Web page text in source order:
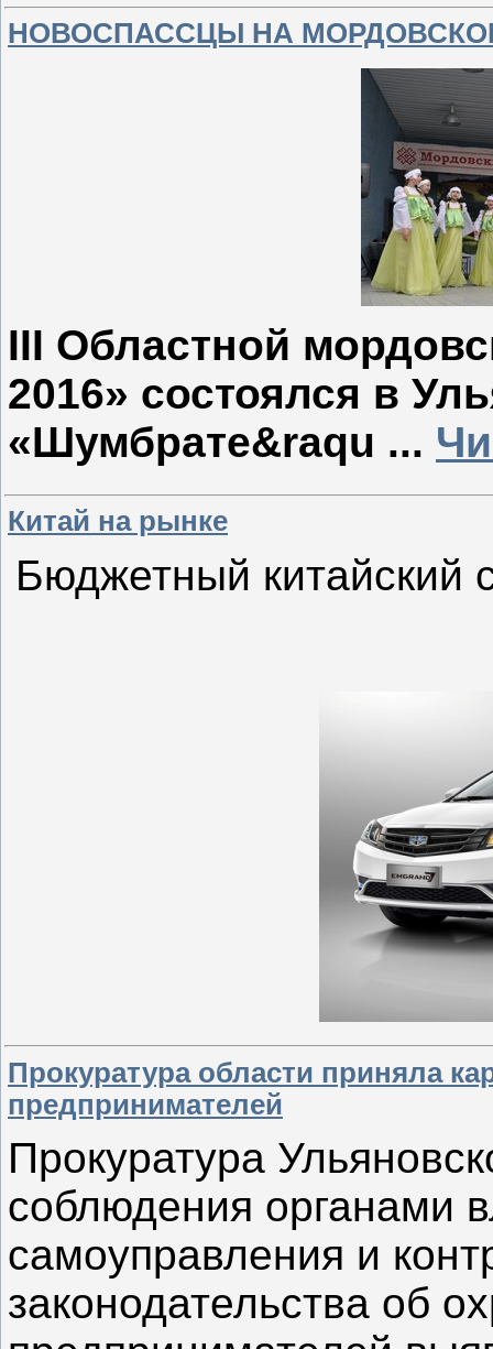
НОВОСПАССЦЫ НА
III Областной
2016» состоялся в
«Шумбрате&raqu ...
Китай на рынке
Бюджетный китайский
Прокуратура области приняла
предпринимателей
Прокуратура
соблюдения органами
самоуправления и
законодательства об